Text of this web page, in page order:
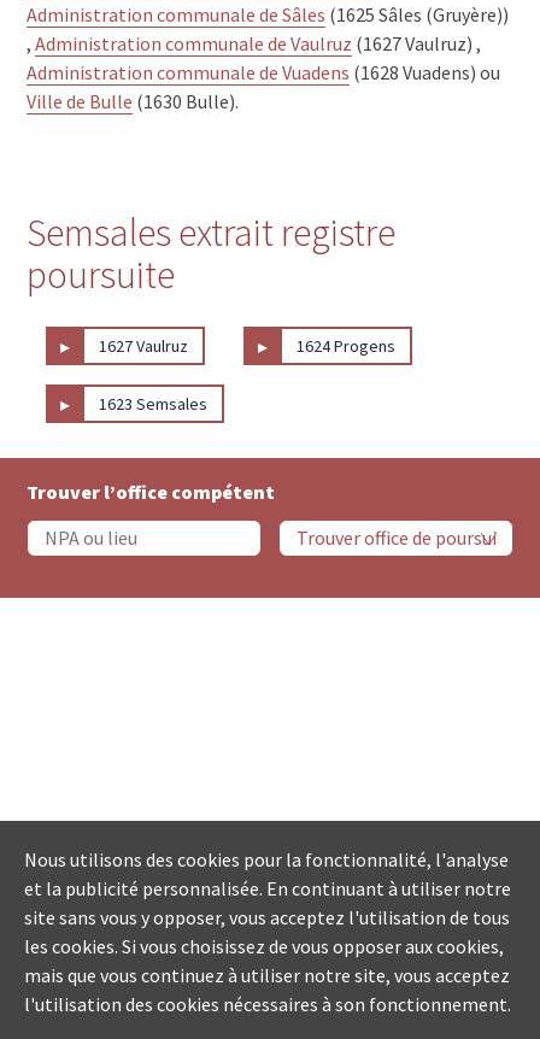
Administration communale de Sâles (1625 Sâles (Gruyère))
,Administration communale de Vaulruz (1627 Vaulruz) ,
Administration communale de Vuadens (1628 Vuadens) ou
Ville de Bulle (1630 Bulle).
Semsales extrait registre
poursuite
▸ 1627 Vaulruz ▸ 1624 Progens
▸ 1623 Semsales
Trouver l’office compétent
Nous utilisons des cookies pour la fonctionnalité, l'analyse
et la publicité personnalisée. En continuant à utiliser notre
site sans vous y opposer, vous acceptez l'utilisation de tous
les cookies. Si vous choisissez de vous opposer aux cookies,
mais que vous continuez à utiliser notre site, vous acceptez
l'utilisation des cookies nécessaires à son fonctionnement.